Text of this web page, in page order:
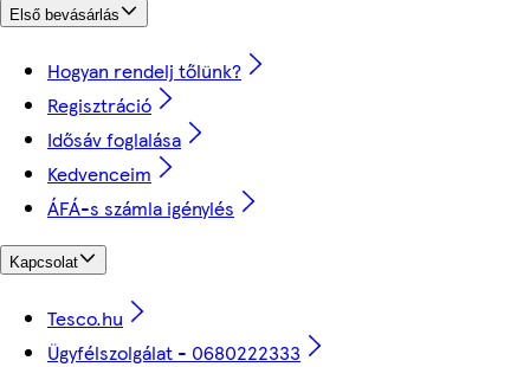
Első bevásárlás
Hogyan rendelj tőlünk?
Regisztráció
Idősáv foglalása
Kedvenceim
ÁFÁ-s számla igénylés
Kapcsolat
Tesco.hu
Ügyfélszolgálat - 0680222333